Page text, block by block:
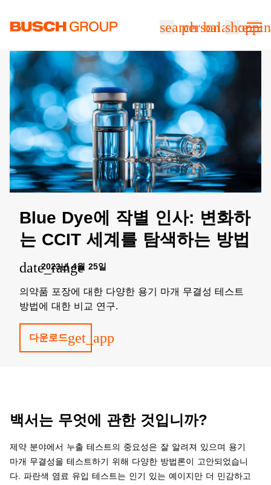
searchpersonbalance
Blue Dye에 작별 인사: 변화하
는 CCIT 세계를 탐색하는 방법
date_range
2023년 4월 25일
의약품 포장에 대한 다양한 용기 마개 무결성 테스트
방법에 대한 비교 연구.
다운로드get_app
백서는 무엇에 관한 것입니까?
제약 분야에서 누출 테스트의 중요성은 잘 알려져 있으며 용기
마개 무결성을 테스트하기 위해 다양한 방법론이 고안되었습니
다. 파란색 염료 유입 테스트는 인기 있는 예이지만 더 민감하고